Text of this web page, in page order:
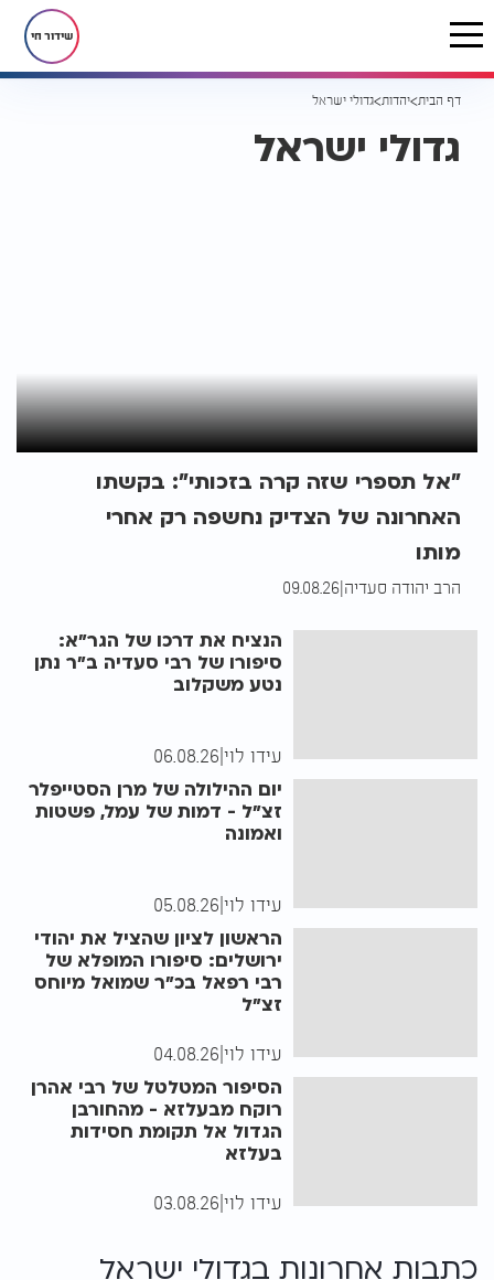
שידור חי
דף הבית יהדות גדולי ישראל
גדולי ישראל
"אל תספרי שזה קרה בזכותי": בקשתו
האחרונה של הצדיק נחשפה רק אחרי
מותו
הרב יהודה סעדיה 09.08.26
הנציח את דרכו של הגר"א:
סיפורו של רבי סעדיה ב"ר נתן
נטע משקלוב
עידו לוי 06.08.26
יום ההילולה של מרן הסטייפלר
זצ"ל - דמות של עמל, פשטות
ואמונה
עידו לוי 05.08.26
הראשון לציון שהציל את יהודי
ירושלים: סיפורו המופלא של
רבי רפאל בכ"ר שמואל מיוחס
זצ"ל
עידו לוי 04.08.26
הסיפור המטלטל של רבי אהרן
רוקח מבעלזא - מהחורבן
הגדול אל תקומת חסידות
בעלזא
עידו לוי 03.08.26
כתבות אחרונות בגדולי ישראל